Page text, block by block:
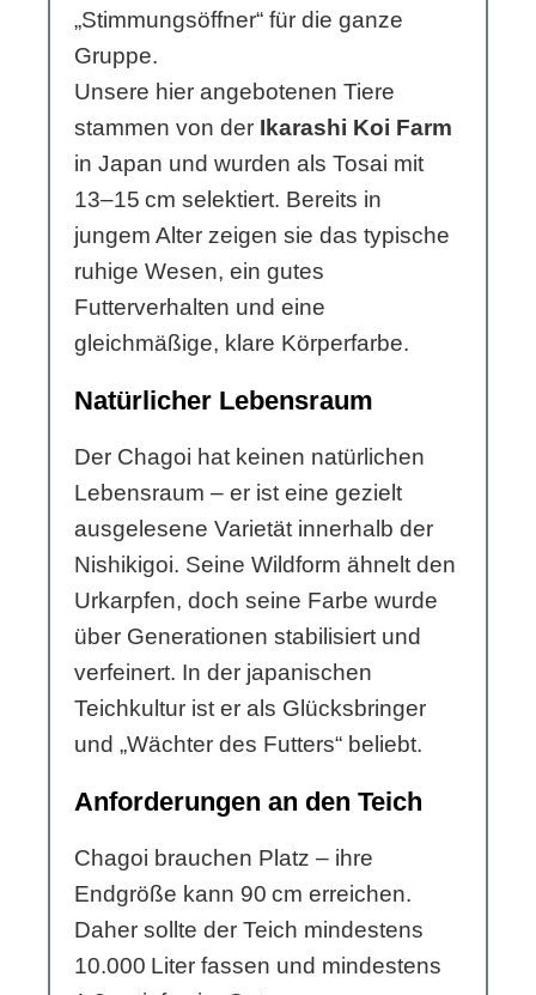
„Stimmungsöffner“ für die ganze
Gruppe.
Unsere hier angebotenen Tiere
stammen von der Ikarashi Koi Farm
in Japan und wurden als Tosai mit
13–15 cm selektiert. Bereits in
jungem Alter zeigen sie das typische
ruhige Wesen, ein gutes
Futterverhalten und eine
gleichmäßige, klare Körperfarbe.
Natürlicher Lebensraum
Der Chagoi hat keinen natürlichen
Lebensraum – er ist eine gezielt
ausgelesene Varietät innerhalb der
Nishikigoi. Seine Wildform ähnelt den
Urkarpfen, doch seine Farbe wurde
über Generationen stabilisiert und
verfeinert. In der japanischen
Teichkultur ist er als Glücksbringer
und „Wächter des Futters“ beliebt.
Anforderungen an den Teich
Chagoi brauchen Platz – ihre
Endgröße kann 90 cm erreichen.
Daher sollte der Teich mindestens
10.000 Liter fassen und mindestens